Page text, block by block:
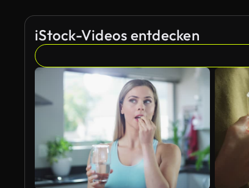
iStock-Videos entdecken